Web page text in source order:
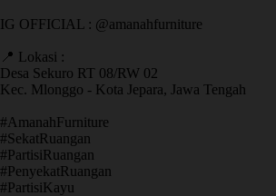
IG OFFICIAL : @amanahfurniture
📍 Lokasi :
Desa Sekuro RT 08/RW 02
Kec. Mlonggo - Kota Jepara, Jawa Tengah
​#AmanahFurniture
​#SekatRuangan
​#PartisiRuangan
​#PenyekatRuangan
​#PartisiKayu